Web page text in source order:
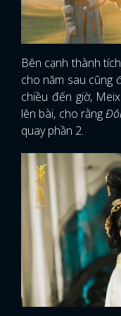
Bên cạnh thành
cho năm sau cũng
chiều đến giờ,
lên bài, cho rằng
quay phần 2.